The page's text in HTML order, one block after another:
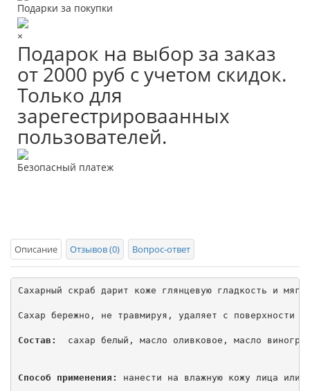
Подарки за покупки
×
Подарок на выбор за заказ
от 2000 руб с учетом скидок.
Только для
зарегестрироваанных
пользователей.
Безопасный платеж
Описание Отзывов (0) Вопрос-ответ
Сахарный скраб дарит коже глянцевую гладкость и
Сахар бережно, не травмируя, удаляет с поверхности
Состав:
сахар белый, масло оливковое, масло
Способ применения: нанести на влажную кожу лица или